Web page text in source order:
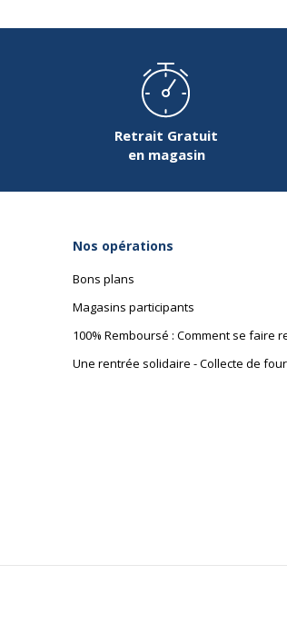
Retrait Gratuit
en magasin
Nos opérations
Bons plans
Magasins participants
100% Remboursé : Comment se faire
Une rentrée solidaire - Collecte de